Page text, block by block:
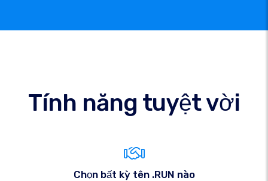
Tính năng tuyệt vời
Chọn bất kỳ tên .RUN nào